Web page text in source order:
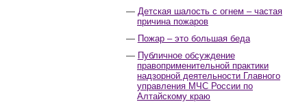
Детская шалость с огнем – частая
причина пожаров
Пожар – это большая беда
Публичное обсуждение
правоприменительной практики
надзорной деятельности Главного
управления МЧС России по
Алтайскому краю